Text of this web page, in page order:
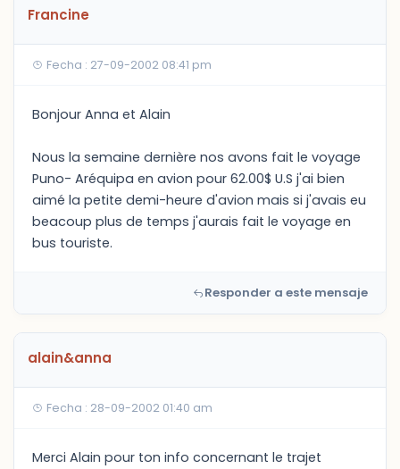
Francine
Fecha : 27-09-2002 08:41 pm
Bonjour Anna et Alain
Nous la semaine dernière nos avons fait le voyage
Puno- Aréquipa en avion pour 62.00$ U.S j'ai bien
aimé la petite demi-heure d'avion mais si j'avais eu
beacoup plus de temps j'aurais fait le voyage en
bus touriste.
Responder a este mensaje
alain&anna
Fecha : 28-09-2002 01:40 am
Merci Alain pour ton info concernant le trajet